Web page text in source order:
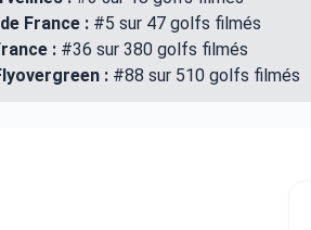
France : #5 sur 47 golfs filmés
: #36 sur 380 golfs filmés
: #88 sur 510 golfs filmés